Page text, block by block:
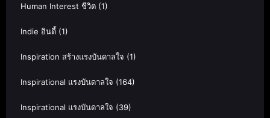
Human Interest ชีวิต (1)
Indie อินดี้ (1)
Inspiration สร้างแรงบันดาลใจ (1)
Inspirational แรงบันดาลใจ (164)
Inspirational แรงบันดาลใจ (39)